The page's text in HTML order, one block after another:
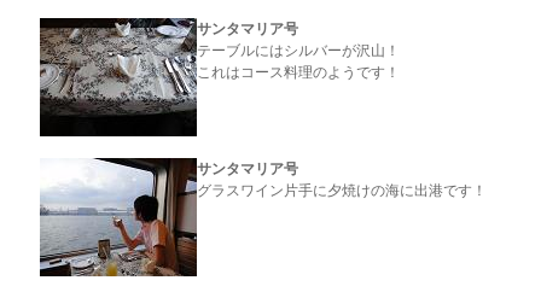
サンタマリア号
テーブルにはシルバーが沢山！
これはコース料理のようです！
サンタマリア号
グラスワイン片手に夕焼けの海に出港です！